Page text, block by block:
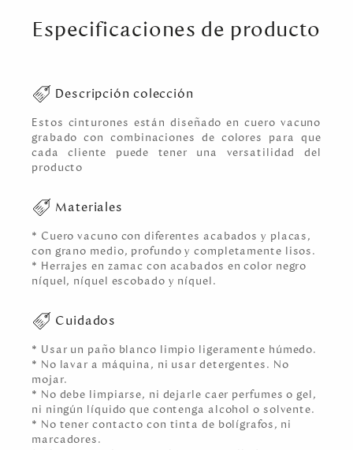
Especificaciones de producto
Descripción colección
Estos cinturones están diseñado en cuero vacuno
grabado con combinaciones de colores para que
cada cliente puede tener una versatilidad del
producto
Materiales
* Cuero vacuno con diferentes acabados y placas,
con grano medio, profundo y completamente lisos.
* Herrajes en zamac con acabados en color negro
níquel, níquel escobado y níquel.
Cuidados
* Usar un paño blanco limpio ligeramente húmedo.
* No lavar a máquina, ni usar detergentes. No
mojar.
* No debe limpiarse, ni dejarle caer perfumes o gel,
ni ningún líquido que contenga alcohol o solvente.
* No tener contacto con tinta de bolígrafos, ni
marcadores.